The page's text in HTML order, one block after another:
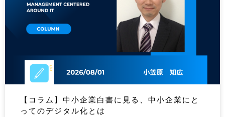
【コラム】中小企業白書に見る、中小企業にと
ってのデジタル化とは